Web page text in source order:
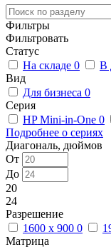
Фильтры
Фильтровать
Статус
На складе 0 В
Вид
Для бизнеса 0
Серия
HP Mini-in-One 0
Подробнее о сериях
Диагональ, дюймов
От
До
20
24
Разрешение
1600 x 900 0
Матрица